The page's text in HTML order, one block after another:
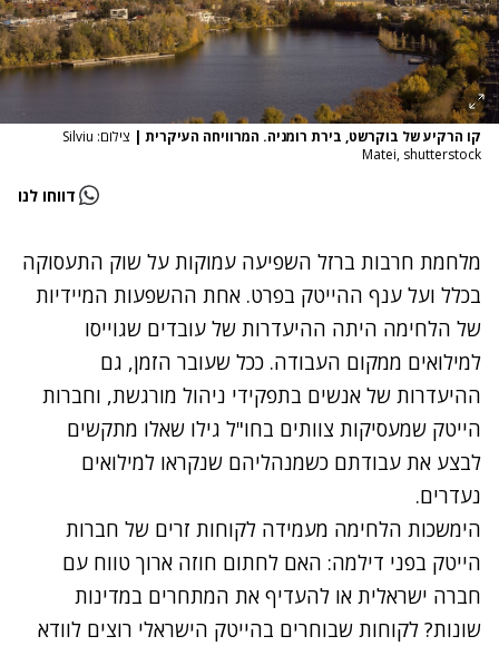
קו הרקיע של בוקרשט, בירת רומניה. המרוויחה העיקרית |
צילום: Silviu
Matei, shutterstock
דווחו לנו
מלחמת חרבות ברזל השפיעה עמוקות על שוק התעסוקה
בכלל ועל ענף ההייטק בפרט. אחת ההשפעות המיידיות
של הלחימה היתה ההיעדרות של עובדים שגוייסו
למילואים ממקום העבודה. ככל שעובר הזמן, גם
ההיעדרות של אנשים בתפקידי ניהול מורגשת, וחברות
הייטק שמעסיקות צוותים בחו"ל גילו שאלו מתקשים
לבצע את עבודתם כשמנהליהם שנקראו למילואים
נעדרים.
הימשכות הלחימה מעמידה לקוחות זרים של חברות
הייטק בפני דילמה: האם לחתום חוזה ארוך טווח עם
חברה ישראלית או להעדיף את המתחרים במדינות
שונות? לקוחות שבוחרים בהייטק הישראלי רוצים לוודא